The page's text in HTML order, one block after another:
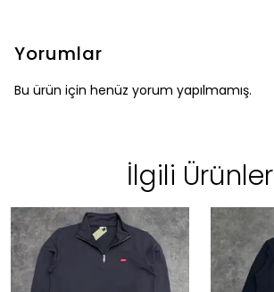
Yorumlar
Bu ürün için henüz yorum yapılmamış.
İlgili Ürünler